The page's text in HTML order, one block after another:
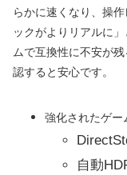
らかに速くなり、操
ックがよりリアルに
ムで互換性に不安が
認すると安心です。
強化されたゲー
自動